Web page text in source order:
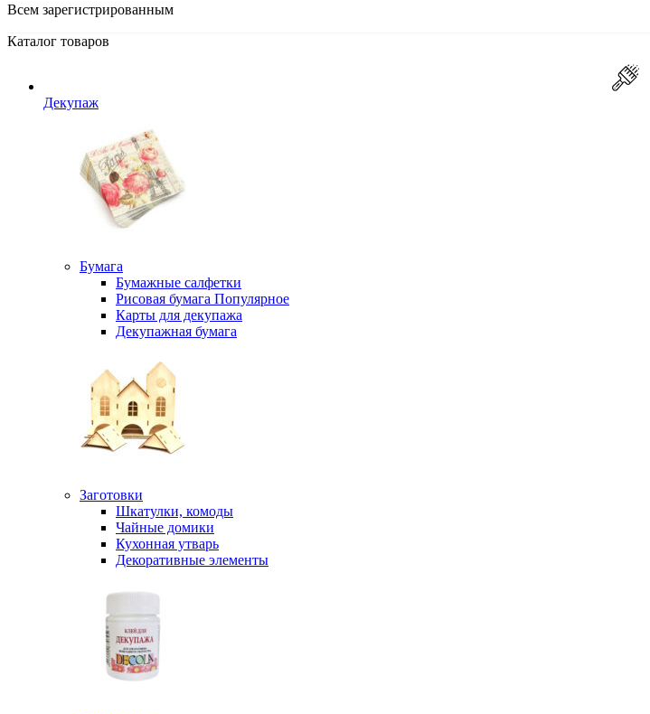
Всем зарегистрированным
Каталог товаров
Декупаж
Бумага
Бумажные салфетки
Рисовая бумага Популярное
Карты для декупажа
Декупажная бумага
Заготовки
Шкатулки, комоды
Чайные домики
Кухонная утварь
Декоративные элементы